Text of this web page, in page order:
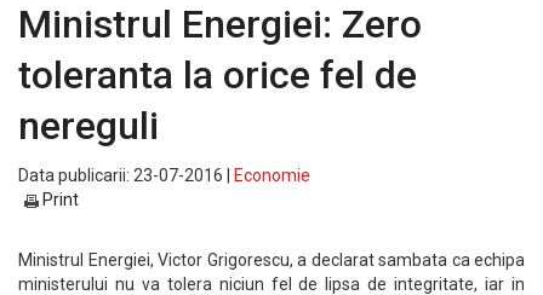
Ministrul Energiei: Zero
toleranta la orice fel de
nereguli
Data publicarii: 23-07-2016 |
Economie
Print
Ministrul Energiei, Victor Grigorescu, a declarat sambata ca echipa
ministerului nu va tolera niciun fel de lipsa de integritate, iar in